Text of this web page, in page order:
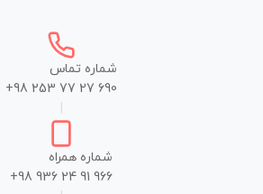
شماره تماس
+98 253 77 27 690
شماره همراه
+98 936 24 91 966